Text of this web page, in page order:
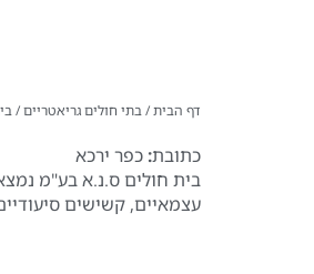
דף הבית/בתי חולים גריאטריים/
כתובת: כפר ירכא
בית חולים ס.נ.א בע"מ
עצמאיים, קשישים